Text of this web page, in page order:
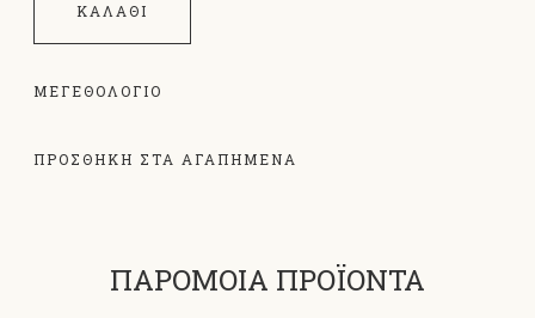
ΚΑΛΆΘΙ
ΜΕΓΕΘΟΛΌΓΙΟ
ΠΡΟΣΘΗΚΗ ΣΤΑ ΑΓΑΠΗΜΕΝΑ
ΠΑΡΟΜΟΙΑ ΠΡΟΪΟΝΤΑ